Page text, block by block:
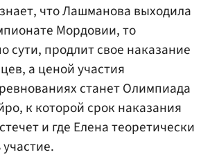
что Лашманова выходила
Мордовии, то
сути, продлит свое наказание
а ценой участия
станет Олимпиада
к которой срок наказания
и где Елена теоретически